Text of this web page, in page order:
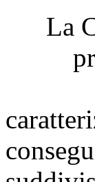
La
il